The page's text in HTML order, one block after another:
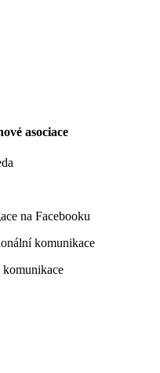
asociace
na Facebooku
komunikace
komunikace